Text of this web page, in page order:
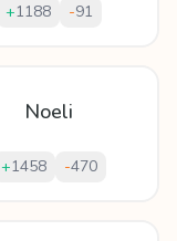
+1188 -91
Noeli
+1458 -470